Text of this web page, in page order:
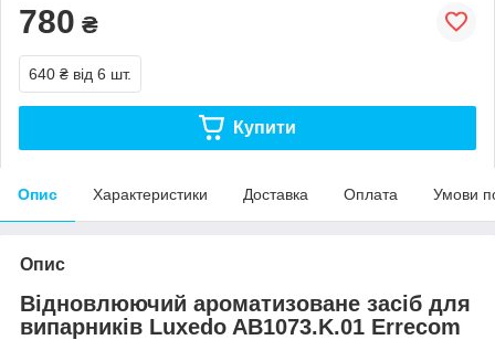
780 ₴
640 ₴ від 6 шт.
Купити
Опис Характеристики Доставка Оплата Умови
Опис
Відновлюючий ароматизоване засіб для
випарників Luxedo AB1073.K.01 Errecom